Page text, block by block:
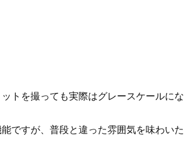
トを撮っても実際はグレースケールにな
ですが、普段と違った雰囲気を味わいた